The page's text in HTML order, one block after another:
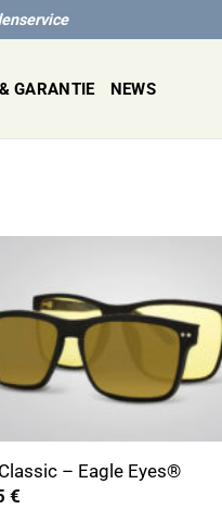
GARANTIE NEWS
– Eagle Eyes®
€